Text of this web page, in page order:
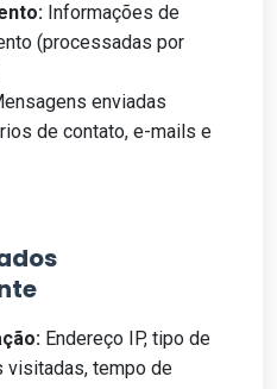
Informações de
(processadas por
enviadas
de contato, e-mails e
Endereço IP, tipo de
visitadas, tempo de